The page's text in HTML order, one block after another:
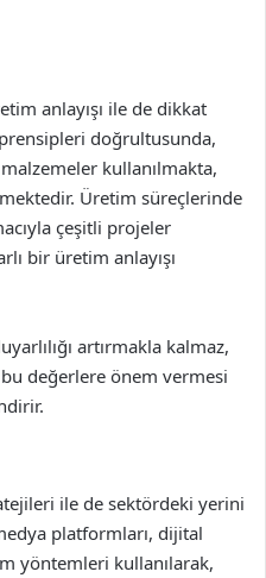
anlayışı ile de dikkat
doğrultusunda,
kullanılmakta,
Üretim süreçlerinde
çeşitli projeler
bir üretim anlayışı
artırmakla kalmaz,
değerlere önem vermesi
ile de sektördeki yerini
platformları, dijital
yöntemleri kullanılarak,